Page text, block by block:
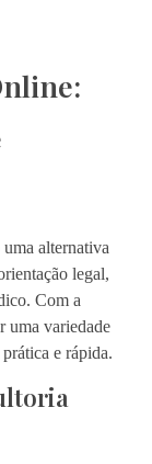
alternativa
legal,
Com a
uma variedade
e rápida.